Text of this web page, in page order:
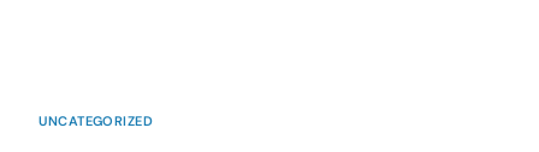
UNCATEGORIZED